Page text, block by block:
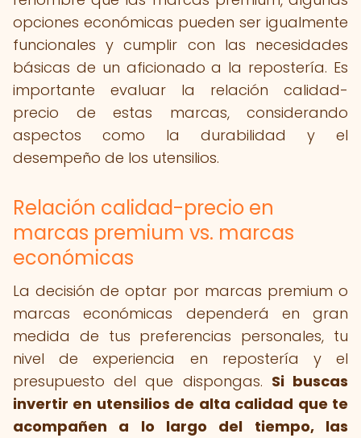
opciones económicas pueden ser igualmente
funcionales y cumplir con las necesidades
básicas de un aficionado a la repostería. Es
importante evaluar la relación calidad-
precio de estas marcas, considerando
aspectos como la durabilidad y el
desempeño de los utensilios.
Relación calidad-precio en
marcas premium vs. marcas
económicas
La decisión de optar por marcas premium o
marcas económicas dependerá en gran
medida de tus preferencias personales, tu
nivel de experiencia en repostería y el
presupuesto del que dispongas. Si buscas
invertir en utensilios de alta calidad que te
acompañen a lo largo del tiempo, las